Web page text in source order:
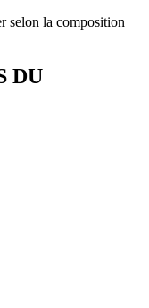
selon la composition
DU